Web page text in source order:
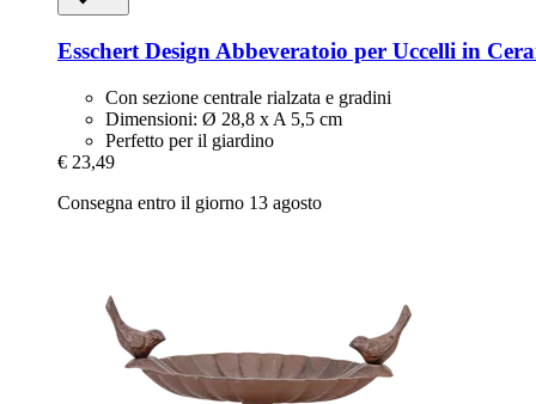
Esschert Design Abbeveratoio per Uccelli in
Con sezione centrale rialzata e gradini
Dimensioni: Ø 28,8 x A 5,5 cm
Perfetto per il giardino
€ 23,49
Consegna entro il giorno 13 agosto